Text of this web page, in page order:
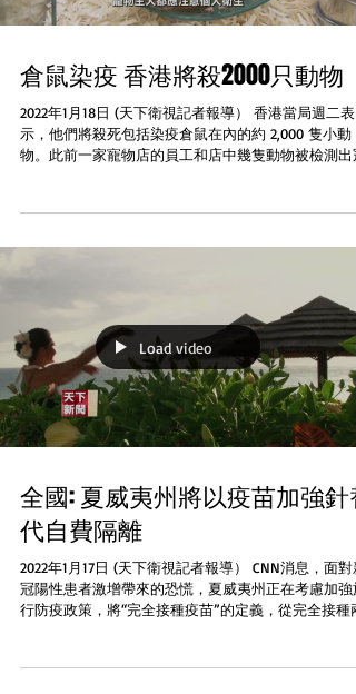
倉鼠染疫 香港將殺2000只動物
2022年1月18日 (天下衛視記者報導） 香港當局週二表
示，他們將殺死包括染疫倉鼠在內的約 2,000 隻小動
物。此前一家寵物店的員工和店中幾隻動物被檢測出
示，動物與人類之間...
Load video
全國: 夏威夷州將以疫苗加強針替
代自費隔離
2022年1月17日 (天下衛視記者報導） CNN消息，面對
冠陽性患者激增帶來的恐慌，夏威夷州正在考慮加強
行防疫政策，將“完全接種疫苗”的定義，從完全接種兩
費隔離五天。...